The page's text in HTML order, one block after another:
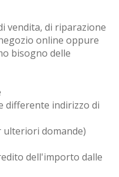
vendita, di riparazione
online oppure
bisogno delle
differente indirizzo di
domande)
dell'importo dalle